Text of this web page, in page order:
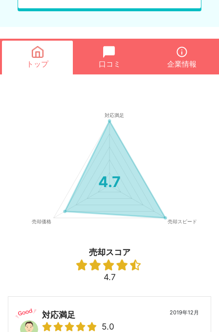
トップ 口コミ 企業情報
4.7
売却スコア
4.7
2019年12月
対応満足
5.0